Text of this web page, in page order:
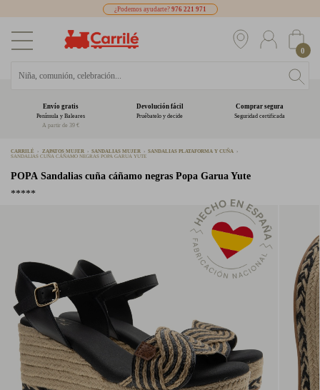
¿Podemos ayudarte? 976 221 971
0
Envío gratis
Península y Baleares
A partir de 39 €
Devolución fácil
Pruébatelo y decide
Comprar segura
Seguridad certificada
CARRILÉ ZAPATOS MUJER SANDALIAS MUJER
SANDALIAS PLATAFORMA Y CUÑA
SANDALIAS CUÑA CÁÑAMO NEGRAS POPA GARUA YUTE
POPA Sandalias cuña cáñamo negras Popa Garua Yute
*****